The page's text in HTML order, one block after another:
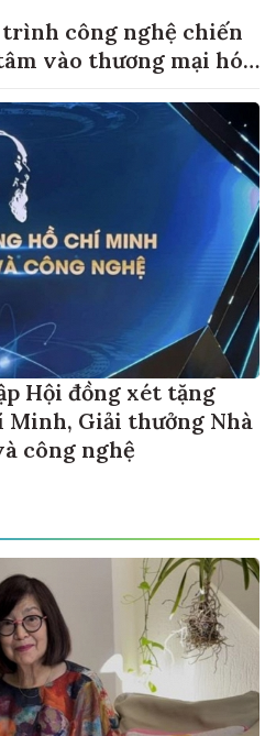
công nghệ chiến
vào thương mại hóa
Hội đồng xét tặng
Minh, Giải thưởng Nhà
công nghệ